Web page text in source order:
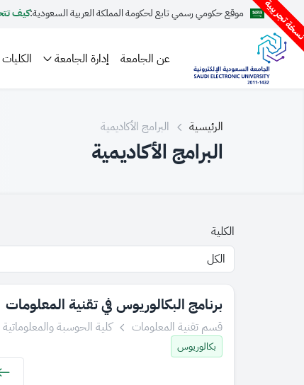
تجريبية موقع حكومي رسمي تابع لحكومة المملكة العربية السعودية:كيف
عن الجامعة إدارة الجامعة
الرئيسية البرامج الأكاديمية
البرامج الأكاديمية
الكلية
برنامج البكالوريوس في تقنية المعلومات
قسم تقنية المعلومات كلية الحوسبة والمعلوماتية
بكالوريوس